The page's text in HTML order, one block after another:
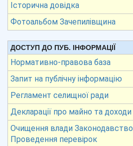
Історична довідка
Фотоальбом Зачепилівщина
ДОСТУП ДО ПУБ. ІНФОРМАЦІЇ
Нормативно-правова база
Запит на публічну інформацію
Регламент селищної ради
Декларації про майно та доходи
Очищення влади Законодавство
Проведення перевірок